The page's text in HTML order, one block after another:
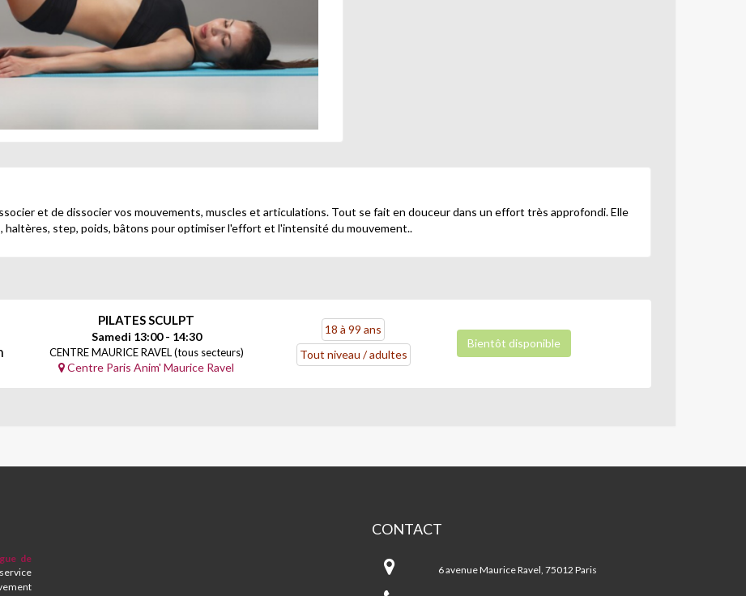
et de dissocier vos mouvements, muscles et articulations. Tout se fait en douceur dans un effort très approfondi. Elle
haltères, step, poids, bâtons pour optimiser l'effort et l'intensité du mouvement..
PILATES SCULPT
Samedi 13:00 - 14:30
CENTRE MAURICE RAVEL (tous secteurs)
Centre Paris Anim' Maurice Ravel
18 à 99 ans
Tout niveau / adultes
Bientôt disponible
de
CONTACT
Centre
Social
6 avenue Maurice Ravel, 75012 Paris